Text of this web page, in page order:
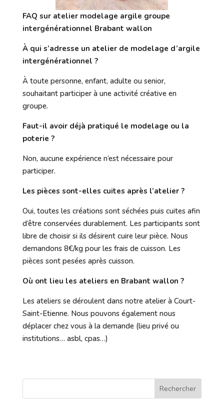
FAQ sur atelier modelage argile groupe
intergénérationnel Brabant wallon
À qui s’adresse un atelier de modelage d’argile
intergénérationnel ?
À toute personne, enfant, adulte ou senior,
souhaitant participer à une activité créative en
groupe.
Faut-il avoir déjà pratiqué le modelage ou la
poterie ?
Non, aucune expérience n’est nécessaire pour
participer.
Les pièces sont-elles cuites après l’atelier ?
Oui, toutes les créations sont séchées puis cuites afin
d’être conservées durablement. Les participants sont
libre de choisir si ils désirent cuire leur pièce. Nous
demandons 8€/kg pour les frais de cuisson. Les
pièces sont pesées après cuisson.
Où ont lieu les ateliers en Brabant wallon ?
Les ateliers se déroulent dans notre atelier à Court-
Saint-Etienne. Nous pouvons également nous
déplacer chez vous à la demande (lieu privé ou
institutions… asbl, cpas…)